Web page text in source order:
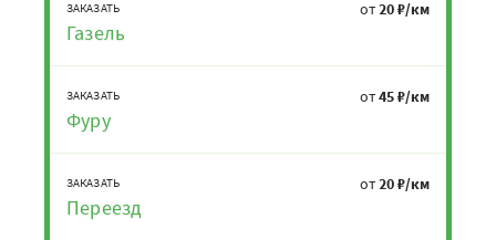
ЗАКАЗАТЬ
Газель
от20 ₽/км
ЗАКАЗАТЬ
Фуру
от45 ₽/км
ЗАКАЗАТЬ
Переезд
от20 ₽/км